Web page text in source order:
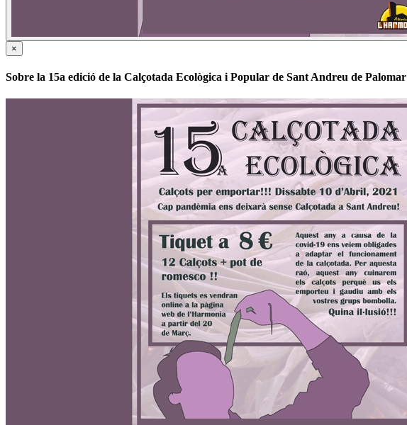
×
Sobre la 15a edició de la Calçotada Ecològica i Popular de Sant Andreu de Palomar